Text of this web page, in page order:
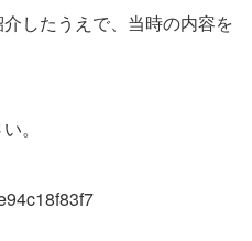
したうえで、当時の内容を
。